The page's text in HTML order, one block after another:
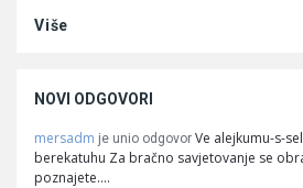
Više
NOVI ODGOVORI
mersadm je unio odgovor Ve alejkumu-s-
berekatuhu Za bračno savjetovanje se
poznajete.…